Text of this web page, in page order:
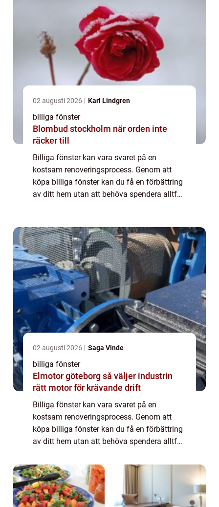
02 augusti 2026 Karl Lindgren
billiga fönster
Blombud stockholm när orden inte
räcker till
Billiga fönster kan vara svaret på en
kostsam renoveringsprocess. Genom att
köpa billiga fönster kan du få en förbättring
av ditt hem utan att behöva spendera alltför
02 augusti 2026 Saga Vinde
billiga fönster
Elmotor göteborg så väljer industrin
rätt motor för krävande drift
Billiga fönster kan vara svaret på en
kostsam renoveringsprocess. Genom att
köpa billiga fönster kan du få en förbättring
av ditt hem utan att behöva spendera alltför
hittar prisvärda alternativ utan att ge ...